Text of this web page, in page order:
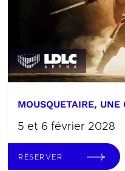
MOUSQUETAIRE,
5 et 6 février 2028
RÉSERVER